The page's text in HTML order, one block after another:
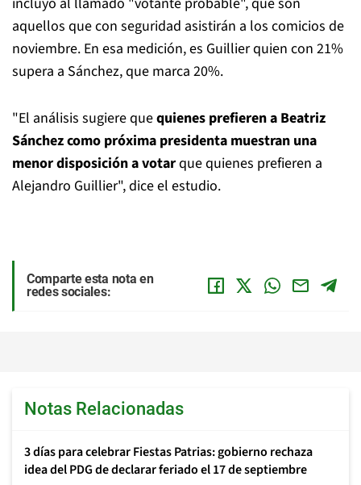
aquellos que con seguridad asistirán a los comicios de
noviembre. En esa medición, es Guillier quien con 21%
supera a Sánchez, que marca 20%.
"El análisis sugiere quequienes prefieren a Beatriz
Sánchez como próxima presidenta muestran una
menor disposición a votarque quienes prefieren a
Alejandro Guillier", dice el estudio.
Comparte esta nota en
redes sociales:
Notas Relacionadas
3 días para celebrar Fiestas Patrias: gobierno rechaza
idea del PDG de declarar feriado el 17 de septiembre